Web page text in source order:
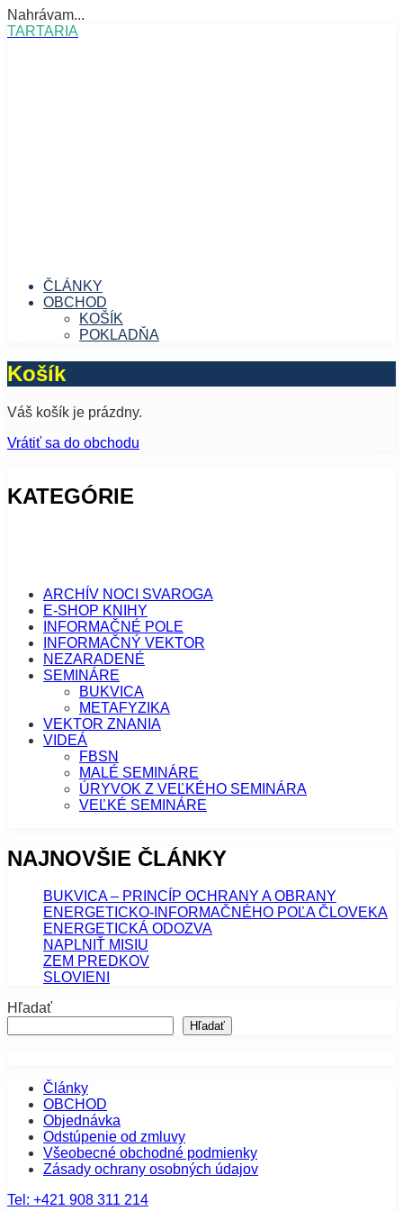
Nahrávam...
Prejsť
TARTARIA
ČLÁNKY
OBCHOD
KOŠÍK
POKLADŇA
Košík
Váš košík je prázdny.
Vrátiť sa do obchodu
KATEGÓRIE
ARCHÍV NOCI SVAROGA
E-SHOP KNIHY
INFORMAČNÉ POLE
INFORMAČNÝ VEKTOR
NEZARADENÉ
SEMINÁRE
BUKVICA
METAFYZIKA
VEKTOR ZNANIA
VIDEÁ
FBSN
MALÉ SEMINÁRE
ÚRYVOK Z VEĽKÉHO SEMINÁRA
VEĽKÉ SEMINÁRE
NAJNOVŠIE ČLÁNKY
BUKVICA – PRINCÍP OCHRANY A OBRANY
ENERGETICKO-INFORMAČNÉHO POĽA ČLOVEKA
ENERGETICKÁ ODOZVA
NAPLNIŤ MISIU
ZEM PREDKOV
SLOVIENI
Hľadať
Hľadať
Články
OBCHOD
Objednávka
Odstúpenie od zmluvy
Všeobecné obchodné podmienky
Zásady ochrany osobných údajov
Tel: +421 908 311 214